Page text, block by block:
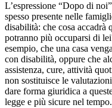
L’espressione “Dopo di
spesso presente nelle
disabilità: che cosa
potranno più occuparsi di
esempio, che una casa
con disabilità, oppure che
assistenza, cure, attività
non sostituisce le
dare forma giuridica a
legge e più sicure nel tempo.